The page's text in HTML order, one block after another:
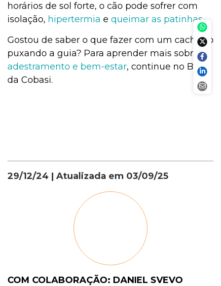
horários de sol forte, o cão pode sofrer com
isolação, hipertermia e queimar as patinhas
Gostou de saber o que fazer com um cachorro
puxando a guia? Para aprender mais sobre
adestramento e bem-estar, continue no Blog
da Cobasi.
29/12/24 | Atualizada em 03/09/25
COM COLABORAÇÃO: DANIEL SVEVO